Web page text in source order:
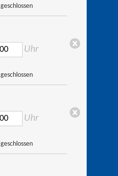
geschlossen
Uhr
geschlossen
Uhr
geschlossen